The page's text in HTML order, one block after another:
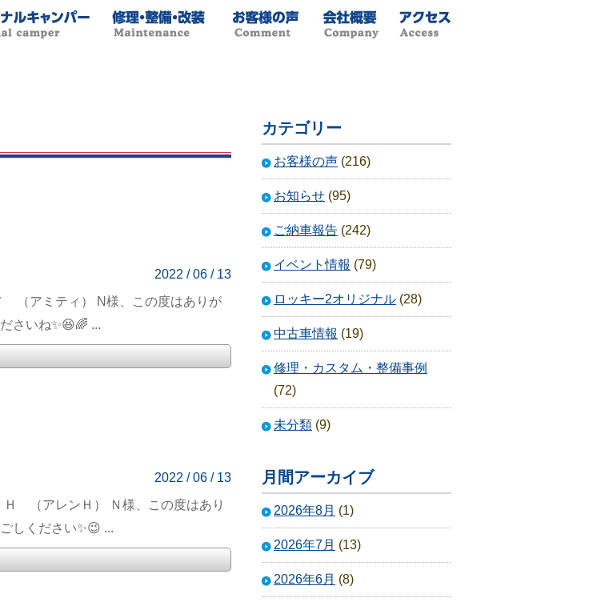
2022 / 06 / 13
アミティ） N様、この度はありが
さいね✨😆🌈 ...
2022 / 06 / 13
（アレンＨ） Ｎ様、この度はあり
しください✨😉 ...
カテゴリー
お客様の声 (216)
お知らせ (95)
ご納車報告 (242)
イベント情報 (79)
ロッキー2オリジナル (28)
中古車情報 (19)
修理・カスタム・整備事例
(72)
未分類 (9)
月間アーカイブ
2026年8月 (1)
2026年7月 (13)
2026年6月 (8)